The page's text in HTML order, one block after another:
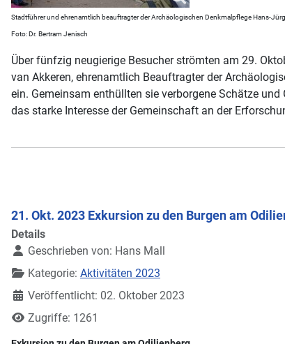
Stadtführer und ehrenamtlich beauftragter der Archäologischen Denkmalpflege Hans-
Foto: Dr. Bertram Jenisch
Über fünfzig neugierige Besucher strömten am 29.
van Akkeren, ehrenamtlich Beauftragter der
ein. Gemeinsam enthüllten sie verborgene Schätze
das starke Interesse der Gemeinschaft an der
21. Okt. 2023 Exkursion zu den Burgen am
Details
Geschrieben von: Hans Mall
Kategorie: Aktivitäten 2023
Veröffentlicht: 02. Oktober 2023
Zugriffe: 1261